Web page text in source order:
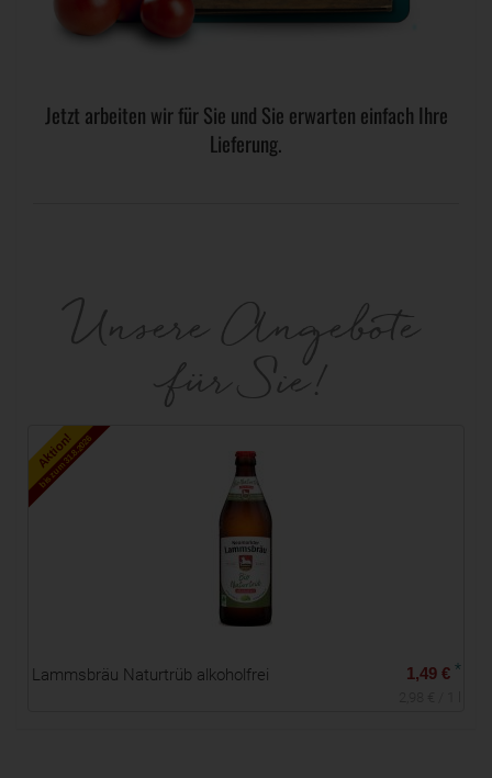
Jetzt arbeiten wir für Sie und Sie erwarten einfach Ihre
Lieferung.
Unsere Angebote
für Sie!
Aktion!
bis zum 31.8.2026
Lammsbräu Naturtrüb alkoholfrei 1,49 € *